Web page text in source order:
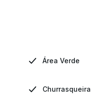
Área Verde
Churrasqueira